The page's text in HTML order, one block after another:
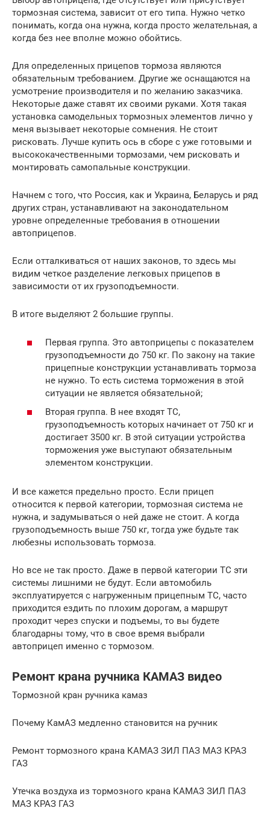
тормозная система, зависит от его типа. Нужно четко
понимать, когда она нужна, когда просто желательная, а
когда без нее вполне можно обойтись.
Для определенных прицепов тормоза являются
обязательным требованием. Другие же оснащаются на
усмотрение производителя и по желанию заказчика.
Некоторые даже ставят их своими руками. Хотя такая
установка самодельных тормозных элементов лично у
меня вызывает некоторые сомнения. Не стоит
рисковать. Лучше купить ось в сборе с уже готовыми и
высококачественными тормозами, чем рисковать и
монтировать самопальные конструкции.
Начнем с того, что Россия, как и Украина, Беларусь и ряд
других стран, устанавливают на законодательном
уровне определенные требования в отношении
автоприцепов.
Если отталкиваться от наших законов, то здесь мы
видим четкое разделение легковых прицепов в
зависимости от их грузоподъемности.
В итоге выделяют 2 большие группы.
Первая группа. Это автоприцепы с показателем
грузоподъемности до 750 кг. По закону на такие
прицепные конструкции устанавливать тормоза
не нужно. То есть система торможения в этой
ситуации не является обязательной;
Вторая группа. В нее входят ТС,
грузоподъемность которых начинает от 750 кг и
достигает 3500 кг. В этой ситуации устройства
торможения уже выступают обязательным
элементом конструкции.
И все кажется предельно просто. Если прицеп
относится к первой категории, тормозная система не
нужна, и задумываться о ней даже не стоит. А когда
грузоподъемность выше 750 кг, тогда уже будьте так
любезны использовать тормоза.
Но все не так просто. Даже в первой категории ТС эти
системы лишними не будут. Если автомобиль
эксплуатируется с нагруженным прицепным ТС, часто
приходится ездить по плохим дорогам, а маршрут
проходит через спуски и подъемы, то вы будете
благодарны тому, что в свое время выбрали
автоприцеп именно с тормозом.
Ремонт крана ручника КАМАЗ видео
Тормозной кран ручника камаз
Почему КамАЗ медленно становится на ручник
Ремонт тормозного крана КАМАЗ ЗИЛ ПАЗ МАЗ КРАЗ
ГАЗ
Утечка воздуха из тормозного крана КАМАЗ ЗИЛ ПАЗ
МАЗ КРАЗ ГАЗ